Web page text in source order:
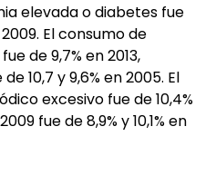
elevada o diabetes fue
2009. El consumo de
de 9,7% en 2013,
10,7 y 9,6% en 2005. El
excesivo fue de 10,4%
fue de 8,9% y 10,1% en